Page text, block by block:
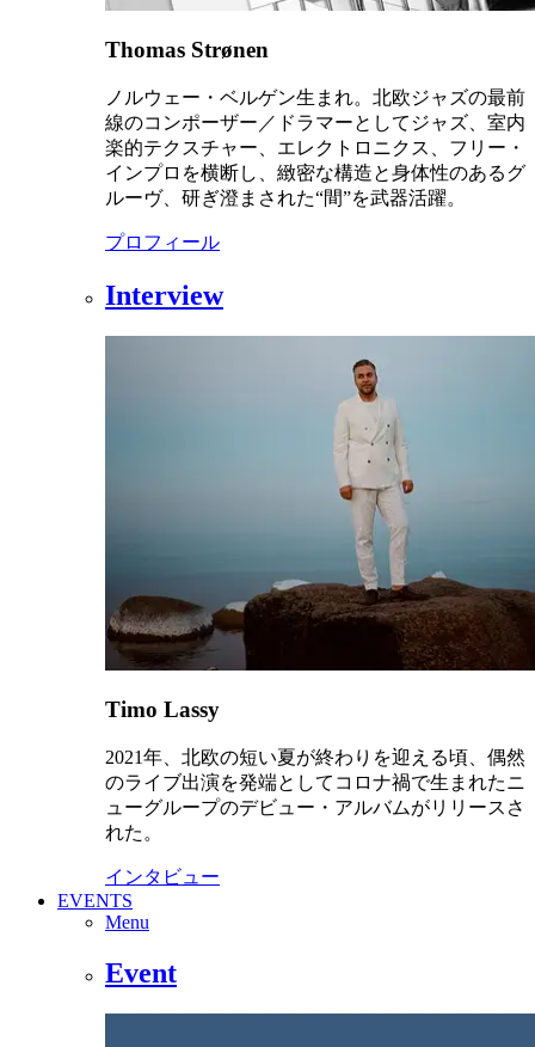
Thomas Strønen
ノルウェー・ベルゲン生まれ。北欧ジャズの最前
線のコンポーザー／ドラマーとしてジャズ、室内
楽的テクスチャー、エレクトロニクス、フリー・
インプロを横断し、緻密な構造と身体性のあるグ
ルーヴ、研ぎ澄まされた“間”を武器活躍。
プロフィール
Interview
Timo Lassy
2021年、北欧の短い夏が終わりを迎える頃、偶然
のライブ出演を発端としてコロナ禍で生まれたニ
ューグループのデビュー・アルバムがリリースさ
れた。
インタビュー
EVENTS
Menu
Event